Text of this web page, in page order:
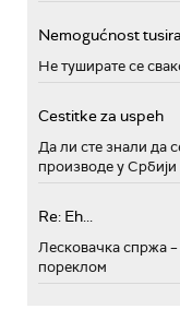
Nemogućnost
Не туширате се
Cestitke za uspeh
Да ли сте знали да
производе у Србији
Re: Eh...
Лесковачка спржа
пореклом